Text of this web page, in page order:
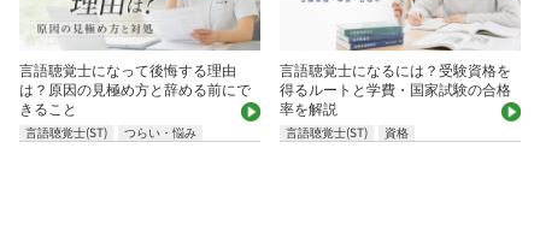
言語聴覚士になって後悔する理由
は？原因の見極め方と辞める前にで
きること
言語聴覚士(ST) つらい・悩み
言語聴覚士になるには？受験資格を
得るルートと学費・国家試験の合格
率を解説
言語聴覚士(ST) 資格